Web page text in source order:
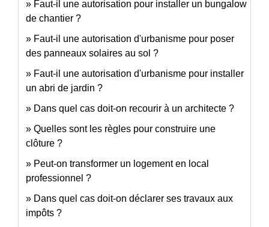
Faut-il une autorisation pour installer un bungalow
de chantier ?
Faut-il une autorisation d'urbanisme pour poser
des panneaux solaires au sol ?
Faut-il une autorisation d'urbanisme pour installer
un abri de jardin ?
Dans quel cas doit-on recourir à un architecte ?
Quelles sont les règles pour construire une
clôture ?
Peut-on transformer un logement en local
professionnel ?
Dans quel cas doit-on déclarer ses travaux aux
impôts ?